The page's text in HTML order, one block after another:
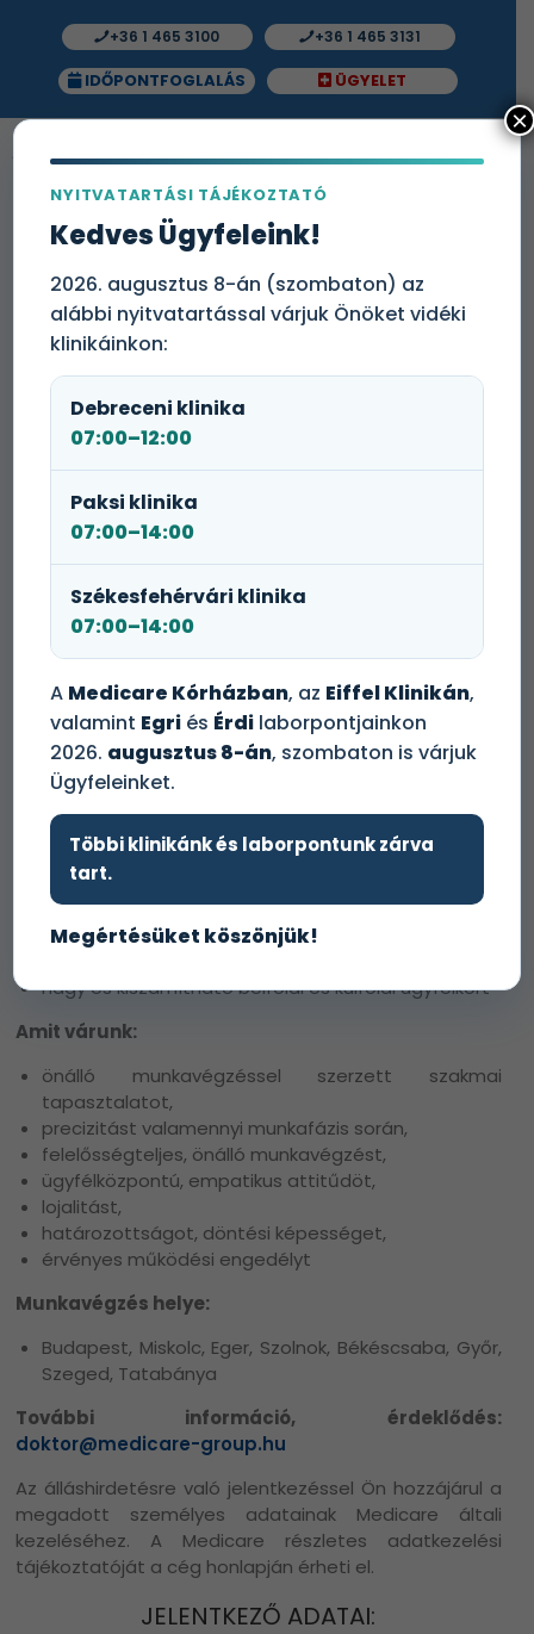
+36 1 465 3100 +36 1 465 3131
IDŐPONTFOGLALÁS ÜGYELET
Medicare Fogászat korszerű, prémium kategóriás
fogászati ellátást biztosít. A Medicare Fogászati
Klinikái az egyszerűbb fogászati kezelésektől a
beavatkozásokig teljes körű szakorvosi ellátást
nyújtanak. A folyamatos bővülés miatt Fogorvos
kollégákat keresünk az alábbi városokba:
Budapest, Miskolc, Eger, Szolnok, Békéscsaba,
Győr, Szeged, Tatabánya
Amit kínálunk:
asszisztenst, anyagokat, eszközöket,
belvárosi, exkluzív környezetet,
Sirona kezelőegységeket, CBCT és panoráma
röntgent, fogászati mikroszkópot, fogászati lézert,
a munkafolyamatok digitalizált, számítógépes
dokumentációs rendszerrel, teljes körű
ügyfélkapcsolati, és adminisztrációs ügyintézéssel
való támogatását,
egy dinamikusan fejlődő magánegészségügyi
nagy és kiszámítható belföldi és külföldi ügyfélkört
Amit várunk:
önálló munkavégzéssel szerzett szakmai
tapasztalatot,
precizitást valamennyi munkafázis során,
felelősségteljes, önálló munkavégzést,
ügyfélközpontú, empatikus attitűdöt,
lojalitást,
határozottságot, döntési képességet,
érvényes működési engedélyt
Munkavégzés helye:
Budapest, Miskolc, Eger, Szolnok, Békéscsaba, Győr,
Szeged, Tatabánya
További információ, érdeklődés:
doktor@medicare-group.hu
Az álláshirdetésre való jelentkezéssel Ön hozzájárul a
megadott személyes adatainak Medicare általi
kezeléséhez. A Medicare részletes adatkezelési
tájékoztatóját a cég honlapján érheti el.
JELENTKEZŐ ADATAI:
NYITVATARTÁSI TÁJÉKOZTATÓ
Kedves Ügyfeleink!
2026. augusztus 8-án (szombaton) az
alábbi nyitvatartással várjuk Önöket vidéki
klinikáinkon:
Debreceni klinika
07:00–12:00
Paksi klinika
07:00–14:00
Székesfehérvári klinika
07:00–14:00
A Medicare Kórházban, az Eiffel Klinikán,
valamint Egri és Érdi laborpontjainkon
2026. augusztus 8-án, szombaton is várjuk
Ügyfeleinket.
Többi klinikánk és laborpontunk zárva
tart.
Megértésüket köszönjük!
×